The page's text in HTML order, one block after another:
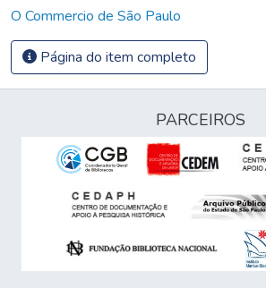
O Commercio de São Paulo
Página do item completo
PARCEIROS